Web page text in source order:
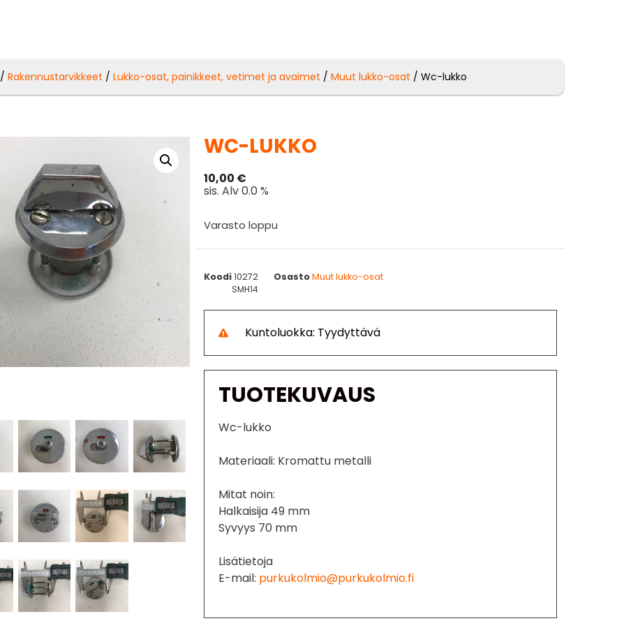
/Rakennustarvikkeet /Lukko-osat, painikkeet, vetimet ja avaimet /Muut lukko-osat / Wc-lukko
WC-LUKKO
10,00 €
sis. Alv 0.0 %
Varasto loppu
Koodi10272 Osasto Muut lukko-osat
SMH14
Kuntoluokka: Tyydyttävä
TUOTEKUVAUS
Wc-lukko
Materiaali: Kromattu metalli
Mitat noin:
Halkaisija 49 mm
Syvyys 70 mm
Lisätietoja
E-mail: purkukolmio@purkukolmio.fi